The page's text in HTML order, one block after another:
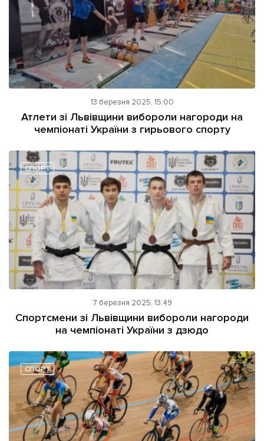
13 березня 2025, 15:00
Атлети зі Львівщини вибороли нагороди на
чемпіонаті України з гирьового спорту
СПОРТ
7 березня 2025, 13:49
Спортсмени зі Львівщини вибороли нагороди
на чемпіонаті України з дзюдо
СПОРТ